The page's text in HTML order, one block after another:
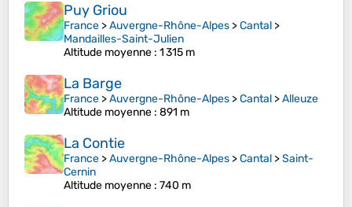
Puy Griou
France >Auvergne-Rhône-Alpes >Cantal >
Mandailles-Saint-Julien
Altitude moyenne : 1 315 m
La Barge
France >Auvergne-Rhône-Alpes >Cantal >Alleuze
Altitude moyenne : 891 m
La Contie
France >Auvergne-Rhône-Alpes >Cantal >Saint-
Cernin
Altitude moyenne : 740 m